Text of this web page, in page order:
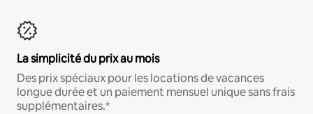
La simplicité du prix au mois
Des prix spéciaux pour les locations de vacances
longue durée et un paiement mensuel unique sans frais
supplémentaires.*